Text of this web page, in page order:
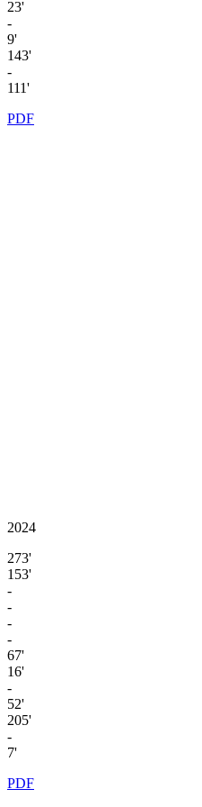
23'
-
9'
143'
-
111'
PDF
2024
273'
153'
-
-
-
-
67'
16'
-
52'
205'
-
7'
PDF